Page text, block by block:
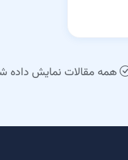
همه مقالات نمایش داده